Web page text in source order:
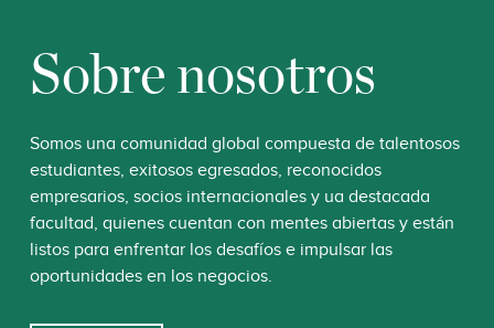
Sobre nosotros
Somos una comunidad global compuesta de talentosos
estudiantes, exitosos egresados, reconocidos
empresarios, socios internacionales y ua destacada
facultad, quienes cuentan con mentes abiertas y están
listos para enfrentar los desafíos e impulsar las
oportunidades en los negocios.